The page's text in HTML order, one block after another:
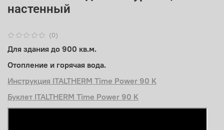
(0)
настенный
Для здания до 900 кв.м.
Отопление и горячая вода.
Инструкция ITALTHERM Time Power 90 K
Буклет ITALTHERM Time Power 90 K